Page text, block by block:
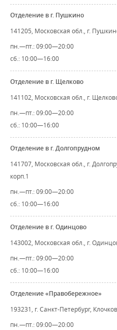
Отделение в г. Пушкино
141205, Московская обл., г.
пн.—пт.: 09:00—20:00
сб.: 10:00—16:00
Отделение в г. Щелково
141102, Московская обл., г.
пн.—пт.: 09:00—20:00
сб.: 10:00—16:00
Отделение в г. Долгопрудном
141707, Московская обл., г.
корп.1
пн.—пт.: 09:00—20:00
сб.: 10:00—16:00
Отделение в г. Одинцово
143002, Московская обл., г.
пн.—пт.: 09:00—20:00
сб.: 10:00—16:00
Отделение «Правобережное»
193231, г. Санкт-Петербург,
пн.—пт.: 09:00—20:00